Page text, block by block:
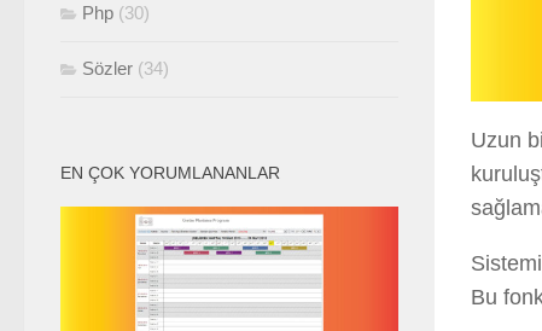
Uzun
Bu
Php (30)
Sözler (34)
EN ÇOK YORUMLANANLAR